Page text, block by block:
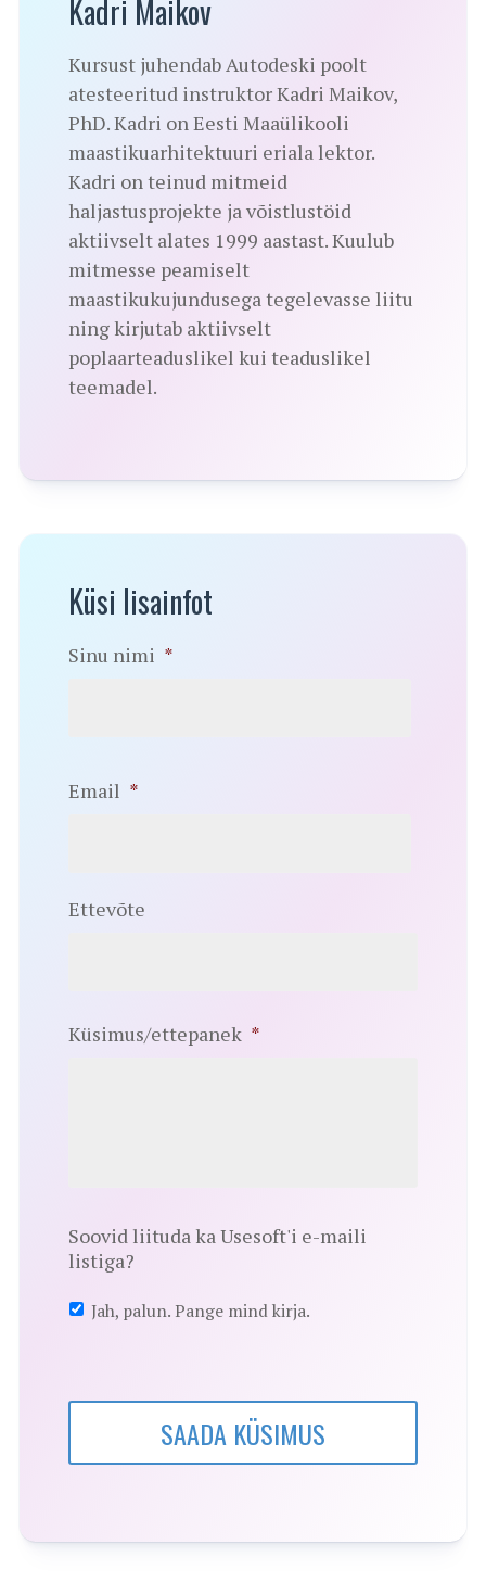
Kadri Maikov
Kursust juhendab Autodeski poolt
atesteeritud instruktor Kadri Maikov,
PhD. Kadri on Eesti Maaülikooli
maastikuarhitektuuri eriala lektor.
Kadri on teinud mitmeid
haljastusprojekte ja võistlustöid
aktiivselt alates 1999 aastast. Kuulub
mitmesse peamiselt
maastikukujundusega tegelevasse liitu
ning kirjutab aktiivselt
poplaarteaduslikel kui teaduslikel
teemadel.
Küsi lisainfot
Sinu nimi *
Email *
Ettevõte
Küsimus/ettepanek *
Soovid liituda ka Usesoft'i e-maili
listiga?
Jah, palun. Pange mind kirja.
SAADA KÜSIMUS